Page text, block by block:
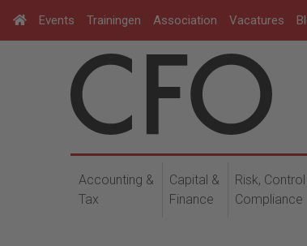
Events Trainingen Association Vacatures
Accounting &
Tax
Capital &
Finance
Risk,
Compliance